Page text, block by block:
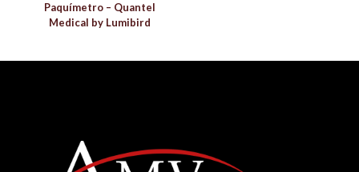
Paquímetro – Quantel
Medical by Lumibird